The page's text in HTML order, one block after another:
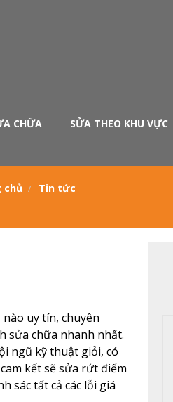
CHỮA SỬA THEO KHU VỰC
chủ Tin tức
uy tín, chuyên
sửa chữa nhanh nhất.
ngũ kỹ thuật giỏi, có
kết sẽ sửa rứt điểm
sác tất cả các lỗi giá